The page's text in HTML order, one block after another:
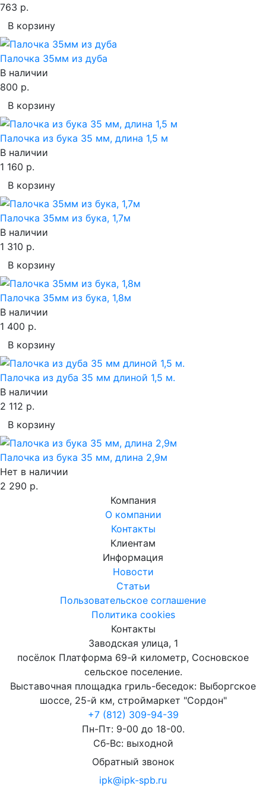
763 р.
В корзину
Палочка 35мм из дуба
В наличии
800 р.
В корзину
Палочка из бука 35 мм, длина 1,5 м
В наличии
1 160 р.
В корзину
Палочка 35мм из бука, 1,7м
В наличии
1 310 р.
В корзину
Палочка 35мм из бука, 1,8м
В наличии
1 400 р.
В корзину
Палочка из дуба 35 мм длиной 1,5 м.
В наличии
2 112 р.
В корзину
Палочка из бука 35 мм, длина 2,9м
Нет в наличии
2 290 р.
Компания
О компании
Контакты
Клиентам
Информация
Новости
Статьи
Пользовательское соглашение
Политика cookies
Контакты
Заводская улица, 1
посёлок Платформа 69-й километр, Сосновское
сельское поселение.
Выставочная площадка гриль-беседок: Выборгское
шоссе, 25-й км, строймаркет "Сордон"
+7 (812) 309-94-39
Пн-Пт: 9-00 до 18-00.
Сб-Вс: выходной
Обратный звонок
ipk@ipk-spb.ru